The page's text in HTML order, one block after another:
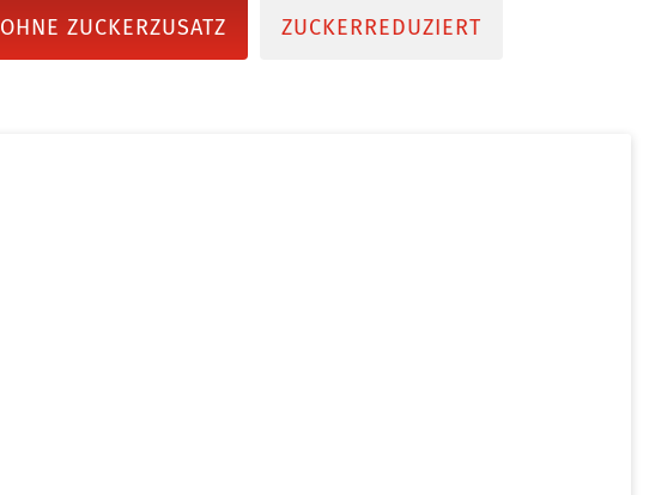
OHNE ZUCKERZUSATZ ZUCKERREDUZIERT